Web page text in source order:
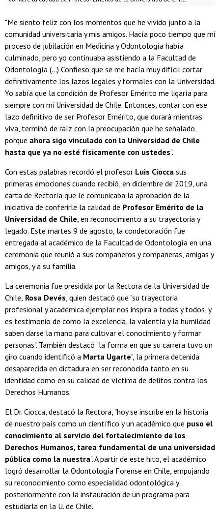
"Me siento feliz con los momentos que he vivido junto a la
comunidad universitaria y mis amigos. Hacía poco tiempo que mi
proceso de jubilación en Medicina y Odontología había
culminado, pero yo continuaba asistiendo a la Facultad de
Odontología (...) Confieso que se me hacía muy difícil cortar
definitivamente los lazos legales y formales con la Universidad.
Yo sabía que la condición de Profesor Emérito me ligaría para
siempre con mi Universidad de Chile. Entonces, contar con ese
lazo definitivo de ser Profesor Emérito, que durará mientras
viva, terminó de raíz con la preocupación que he señalado,
porque ahora sigo vinculado con la Universidad de Chile
hasta que ya no esté físicamente con ustedes".
Con estas palabras recordó el profesor Luis Ciocca sus
primeras emociones cuando recibió, en diciembre de 2019, una
carta de Rectoría que le comunicaba la aprobación de la
iniciativa de conferirle la calidad de Profesor Emérito de la
Universidad de Chile, en reconocimiento a su trayectoria y
legado. Este martes 9 de agosto, la condecoración fue
entregada al académico de la Facultad de Odontología en una
ceremonia que reunió a sus compañeros y compañeras, amigas y
amigos, y a su familia.
La ceremonia fue presidida por la Rectora de la Universidad de
Chile, Rosa Devés, quien destacó que "su trayectoria
profesional y académica ejemplar nos inspira a todas y todos, y
es testimonio de cómo la excelencia, la valentía y la humildad
saben darse la mano para cultivar el conocimiento y formar
personas". También destacó "la forma en que su carrera tuvo un
giro cuando identificó a Marta Ugarte", la primera detenida
desaparecida en dictadura en ser reconocida tanto en su
identidad como en su calidad de víctima de delitos contra los
Derechos Humanos.
El Dr. Ciocca, destacó la Rectora, "hoy se inscribe en la historia
de nuestro país como un científico y un académico que puso el
conocimiento al servicio del fortalecimiento de los
Derechos Humanos, tarea fundamental de una universidad
pública como la nuestra". A partir de este hito, el académico
logró desarrollar la Odontología Forense en Chile, empujando
su reconocimiento como especialidad odontológica y
posteriormente con la instauración de un programa para
estudiarla en la U. de Chile.